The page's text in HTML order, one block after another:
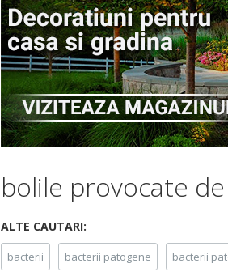
bolile provocate
ALTE CAUTARI:
bacterii bacterii patogene bacterii